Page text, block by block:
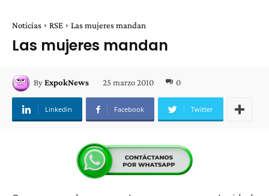
Noticias RSE Las mujeres mandan
Las mujeres mandan
ByExpokNews 25 marzo 2010 0
Linkedin Facebook Twitter